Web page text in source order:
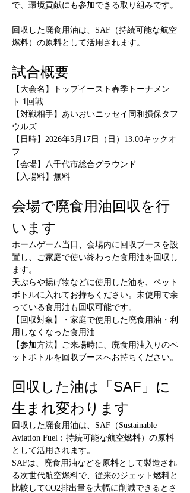
で、環境貢献にも参加できる取り組みです。
回収した廃食用油は、SAF（持続可能な航空
燃料）の原料として活用されます。
試合概要
【大会名】トップイースト春季トーナメン
ト 1回戦
【対戦相手】あいおいニッセイ同和損保タフ
ウルズ
【日時】2026年5月17日（日）13:00キックオ
フ
【会場】八千代市総合グラウンド
【入場料】無料
会場で廃食用油回収を行
います
ホームゲーム当日、会場内に回収ブースを設
置し、ご家庭で使い終わった食用油を回収し
ます。
天ぷらや揚げ物などに使用した油を、ペット
ボトルに入れてお持ちください。未使用で余
っている食用油も回収可能です。
【回収対象】・家庭で使用した廃食用油・利
用しなくなった食用油
【参加方法】ご来場時に、廃食用油入りのペ
ットボトルを回収ブースへお持ちください。
回収した油は「SAF」に
生まれ変わります
回収した廃食用油は、SAF（Sustainable
Aviation Fuel：持続可能な航空燃料）の原料
として活用されます。
SAFは、廃食用油などを原料として製造され
る次世代航空燃料で、従来のジェット燃料と
比較してCO2排出量を大幅に削減できるとさ